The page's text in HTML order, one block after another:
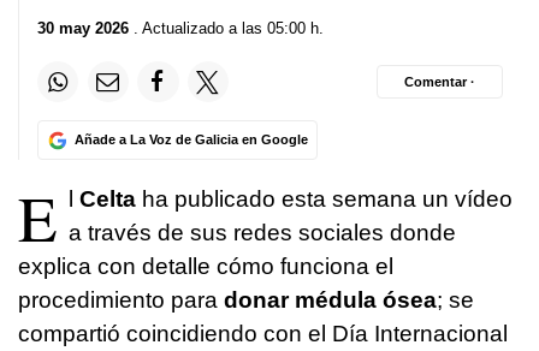
30 may 2026 . Actualizado a las 05:00 h.
Añade a La Voz de Galicia en Google
Comentar ·
E Celta ha publicado esta semana un vídeo
a través de sus redes sociales donde
explica con detalle cómo funciona el
procedimiento para donar médula ósea; se
compartió coincidiendo con el Día Internacional